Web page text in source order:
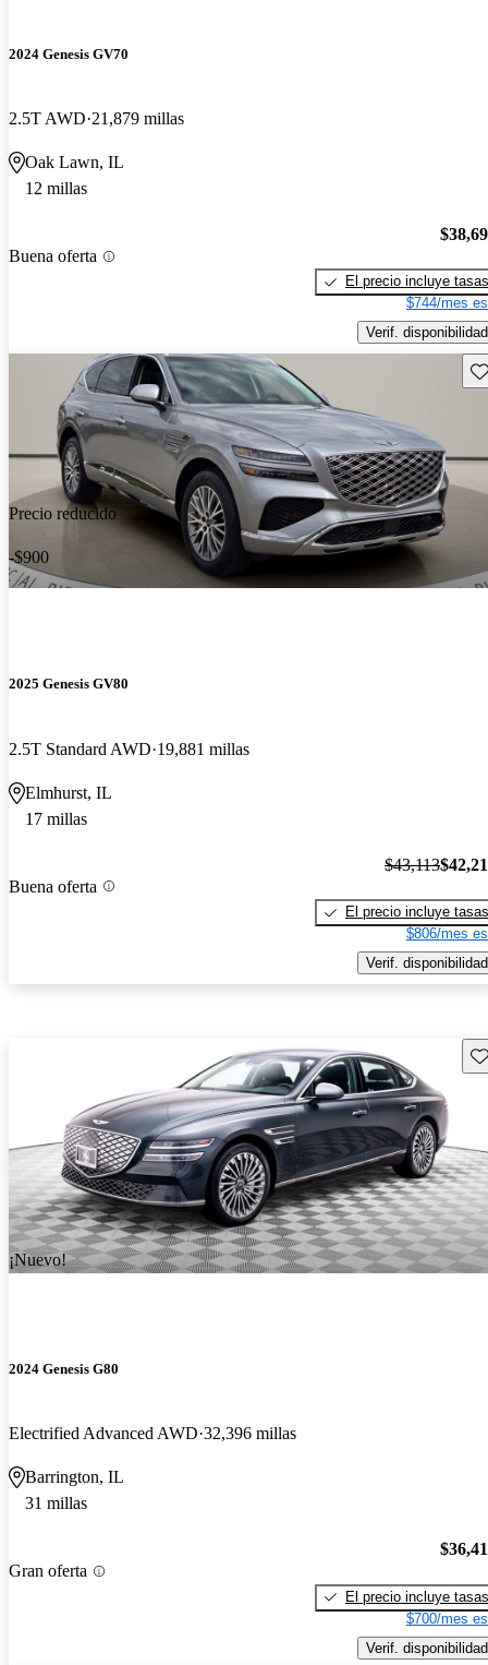
2024 Genesis GV70
2.5T AWD 21,879 millas
Oak Lawn, IL
12 millas
Buena oferta
El precio incluye tasas
$744/mes
Verif. disponibilidad
Precio reducido
-$900
2025 Genesis GV80
2.5T Standard AWD 19,881 millas
Elmhurst, IL
17 millas
Buena oferta
$43,113
El precio incluye tasas
$806/mes
Verif. disponibilidad
¡Nuevo!
2024 Genesis G80
Electrified Advanced AWD 32,396 millas
Barrington, IL
31 millas
Gran oferta
El precio incluye tasas
$700/mes
Verif. disponibilidad